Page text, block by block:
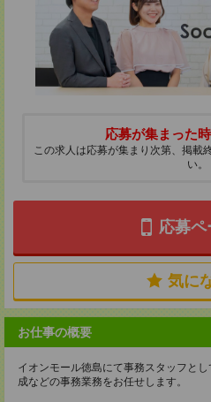
応募が集まった
この求人は応募が集まり次第、掲載
い。
応募ペ
気に
お仕事の概要
イオンモール徳島にて事務スタッフと
成などの事務業務をお任せします。